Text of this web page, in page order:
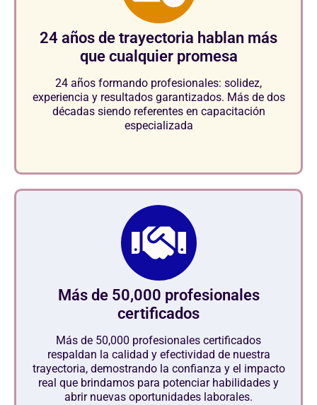
24 años de trayectoria hablan más
que cualquier promesa
24 años formando profesionales: solidez,
experiencia y resultados garantizados. Más de dos
décadas siendo referentes en capacitación
especializada
Más de 50,000 profesionales
certificados
Más de 50,000 profesionales certificados
respaldan la calidad y efectividad de nuestra
trayectoria, demostrando la confianza y el impacto
real que brindamos para potenciar habilidades y
abrir nuevas oportunidades laborales.